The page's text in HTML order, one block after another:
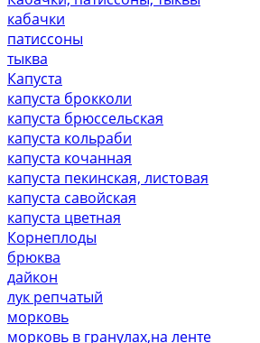
кабачки
патиссоны
тыква
Капуста
капуста брокколи
капуста брюссельская
капуста кольраби
капуста кочанная
капуста пекинская, листовая
капуста савойская
капуста цветная
Корнеплоды
брюква
дайкон
лук репчатый
морковь
морковь в гранулах,на ленте